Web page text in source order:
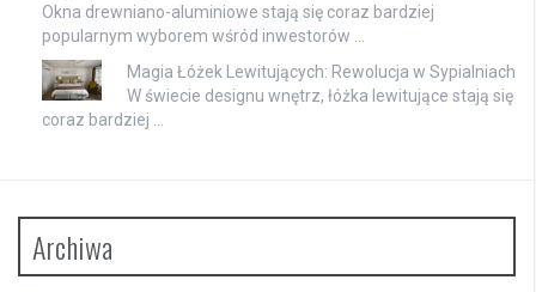
Okna drewniano-aluminiowe stają się coraz bardziej
popularnym wyborem wśród inwestorów …
Magia Łóżek Lewitujących: Rewolucja w Sypialniach
W świecie designu wnętrz, łóżka lewitujące stają się
coraz bardziej …
Archiwa